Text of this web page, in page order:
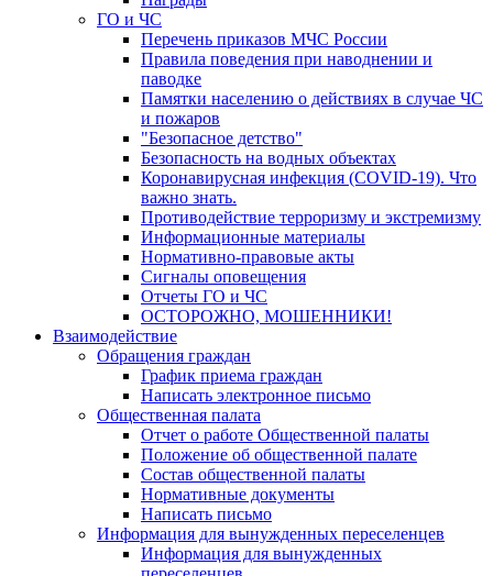
ГО и ЧС
Перечень приказов МЧС России
Правила поведения при наводнении и
паводке
Памятки населению о действиях в случае ЧС
и пожаров
"Безопасное детство"
Безопасность на водных объектах
Коронавирусная инфекция (COVID-19). Что
важно знать.
Противодействие терроризму и экстремизму
Информационные материалы
Нормативно-правовые акты
Сигналы оповещения
Отчеты ГО и ЧС
ОСТОРОЖНО, МОШЕННИКИ!
Взаимодействие
Обращения граждан
График приема граждан
Написать электронное письмо
Общественная палата
Отчет о работе Общественной палаты
Положение об общественной палате
Состав общественной палаты
Нормативные документы
Написать письмо
Информация для вынужденных переселенцев
Информация для вынужденных